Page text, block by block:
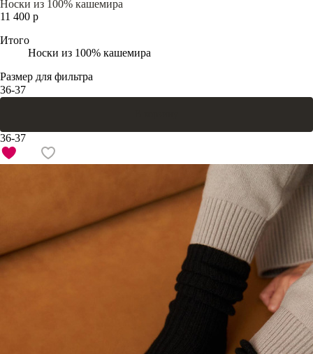
Носки из 100% кашемира
11 400 р
Итого
Носки из 100% кашемира
Размер для фильтра
36-37
36-37